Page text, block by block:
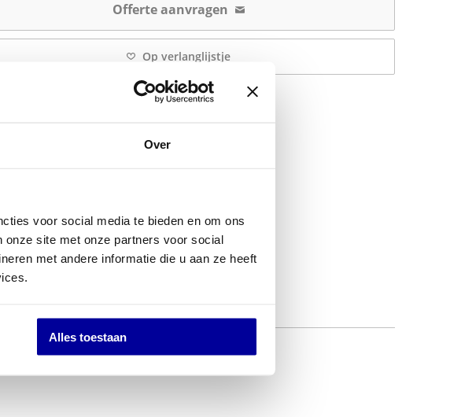
Over
voor social media te bieden en om ons
site met onze partners voor social
met andere informatie die u aan ze heeft
Alles toestaan
Offerte aanvragen
Op verlanglijstje